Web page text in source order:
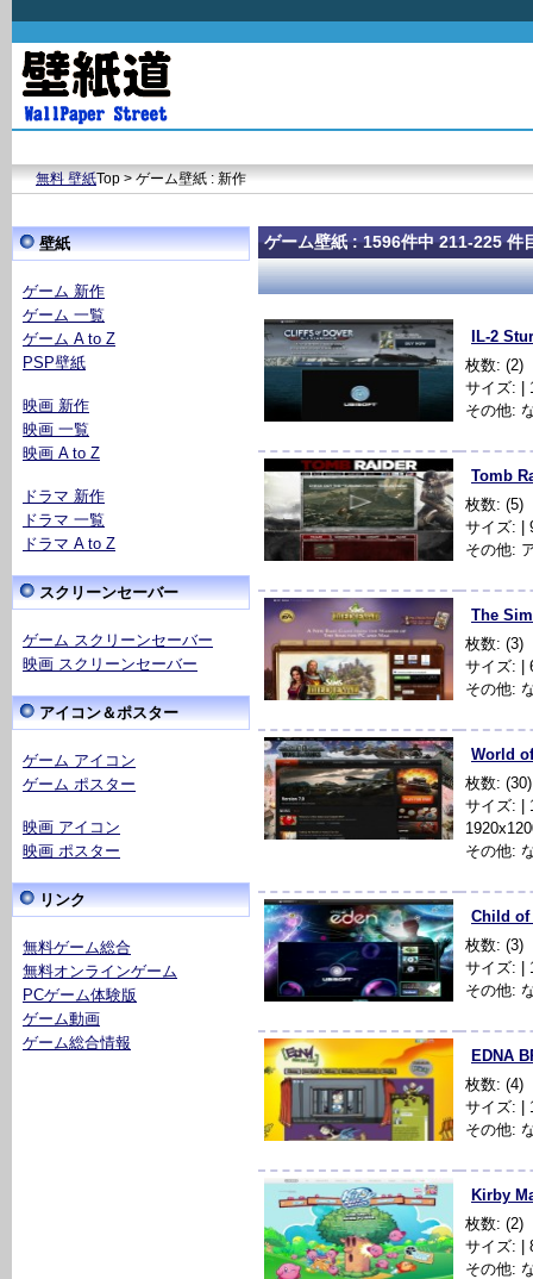
無料 壁紙Top > ゲーム壁紙 : 新作
壁紙
ゲーム 新作
ゲーム 一覧
ゲーム A to Z
PSP壁紙
映画 新作
映画 一覧
映画 A to Z
ドラマ 新作
ドラマ 一覧
ドラマ A to Z
スクリーンセーバー
ゲーム スクリーンセーバー
映画 スクリーンセーバー
アイコン＆ポスター
ゲーム アイコン
ゲーム ポスター
映画 アイコン
映画 ポスター
リンク
無料ゲーム総合
無料オンラインゲーム
PCゲーム体験版
ゲーム動画
ゲーム総合情報
ゲーム壁紙 : 1596件中 211-225 件
IL-2
枚数: (2)
サイズ: |
その他:
Tomb
枚数: (5)
サイズ: |
その他:
The
枚数: (3)
サイズ: |
その他:
World
枚数: (30)
サイズ: |
その他:
Child of
枚数: (3)
サイズ: |
その他:
EDNA
枚数: (4)
サイズ: |
その他:
Kirby
枚数: (2)
サイズ: |
その他: